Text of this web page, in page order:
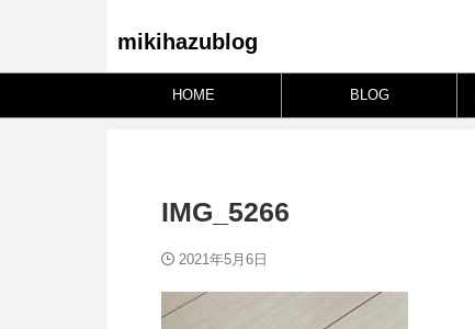
mikihazublog
HOME BLOG
IMG_5266
2021年5月6日